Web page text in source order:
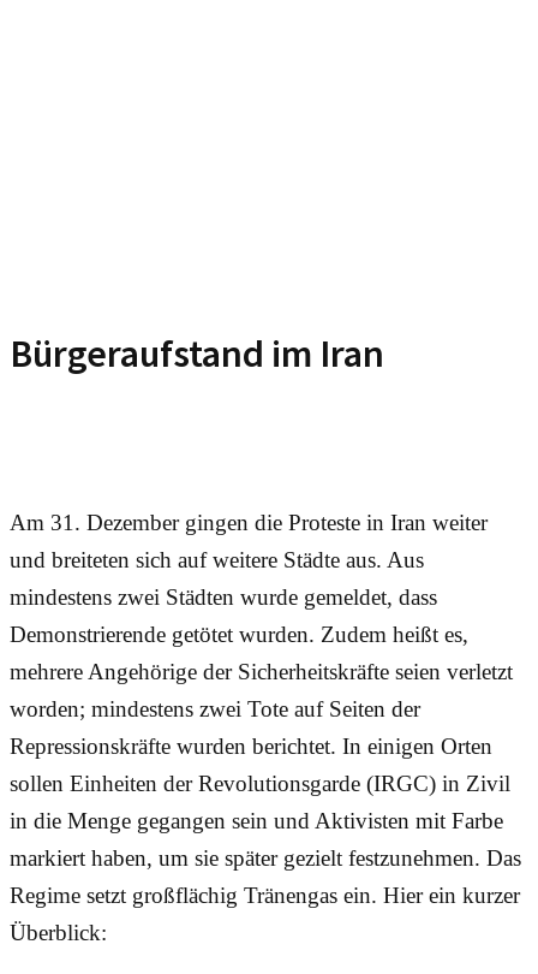
Bürgeraufstand im Iran
Am 31. Dezember gingen die Proteste in Iran weiter
und breiteten sich auf weitere Städte aus. Aus
mindestens zwei Städten wurde gemeldet, dass
Demonstrierende getötet wurden. Zudem heißt es,
mehrere Angehörige der Sicherheitskräfte seien verletzt
worden; mindestens zwei Tote auf Seiten der
Repressionskräfte wurden berichtet. In einigen Orten
sollen Einheiten der Revolutionsgarde (IRGC) in Zivil
in die Menge gegangen sein und Aktivisten mit Farbe
markiert haben, um sie später gezielt festzunehmen. Das
Regime setzt großflächig Tränengas ein. Hier ein kurzer
Überblick: